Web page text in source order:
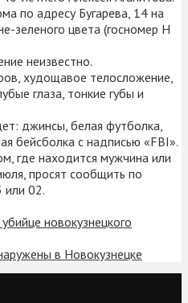
по адресу Бугарева, 14 на
зеленого цвета (госномер Н
неизвестно.
худощавое телосложение,
глаза, тонкие губы и
джинсы, белая футболка,
бейсболка с надписью «FBI».
где находится мужчина или
просят сообщить по
02.
новокузнецкого
в Новокузнецке